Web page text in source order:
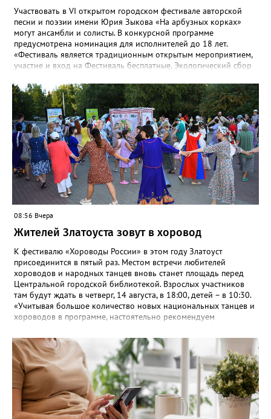
Участвовать в VI открытом городском фестивале авторской
песни и поэзии имени Юрия Зыкова «На арбузных корках»
могут ансамбли и солисты. В конкурсной программе
предусмотрена номинация для исполнителей до 18 лет.
«Фестиваль является традиционным открытым мероприятием,
участие и вход на Фестиваль бесплатные. Экологический сбор
горожан приглашают с 8 по 9 августа в палаточном лагере на
берегу реки Ай. Добраться туда можно на рейсовом автобусе
до Веселовки – он отправится в 6:35, 13:21 и 18:01 от
автовокзала. Кроме того, от Центральной библиотеки до села
будут курсировать маршрутные такси. Время отправления в
10:00, 11:00, 12:00, обратные рейсы в 21:00, 21:30, 22:00.
08:56 Вчера
Жителей Златоуста зовут в хоровод
К фестивалю «Хороводы России» в этом году Златоуст
присоединится в пятый раз. Местом встречи любителей
хороводов и народных танцев вновь станет площадь перед
Центральной городской библиотекой. Взрослых участников
там будут ждать в четверг, 14 августа, в 18:00, детей – в 10:30.
«Учитывая большое количество новых национальных танцев и
хороводов в программе, настоятельно рекомендуем
(четверг) и 11 (вторник) августа в 18:00 на той же площади, -
сообщают организаторы. И добавляют: - Репетиции состоятся в
любую погоду! Если не на открытом воздухе, то в большом
зале на 5-ом этаже». Праздники для детей и взрослых в этом
году будут объединены общим названием «Златоустовский
народ, вставай в единый хоровод!».